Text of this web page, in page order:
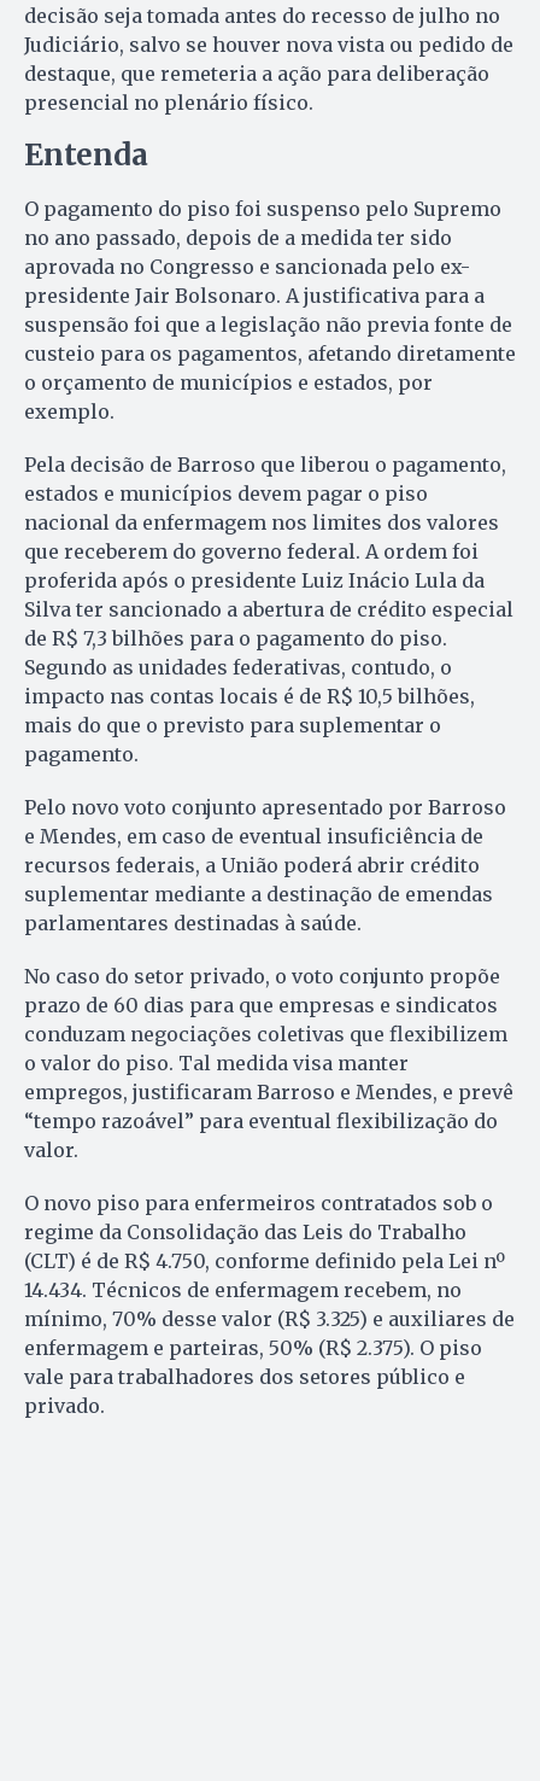
decisão seja tomada antes do recesso de julho no
Judiciário, salvo se houver nova vista ou pedido de
destaque, que remeteria a ação para deliberação
presencial no plenário físico.
Entenda
O pagamento do piso foi suspenso pelo Supremo
no ano passado, depois de a medida ter sido
aprovada no Congresso e sancionada pelo ex-
presidente Jair Bolsonaro. A justificativa para a
suspensão foi que a legislação não previa fonte de
custeio para os pagamentos, afetando diretamente
o orçamento de municípios e estados, por
exemplo.
Pela decisão de Barroso que liberou o pagamento,
estados e municípios devem pagar o piso
nacional da enfermagem nos limites dos valores
que receberem do governo federal. A ordem foi
proferida após o presidente Luiz Inácio Lula da
Silva ter sancionado a abertura de crédito especial
de R$ 7,3 bilhões para o pagamento do piso.
Segundo as unidades federativas, contudo, o
impacto nas contas locais é de R$ 10,5 bilhões,
mais do que o previsto para suplementar o
pagamento.
Pelo novo voto conjunto apresentado por Barroso
e Mendes, em caso de eventual insuficiência de
recursos federais, a União poderá abrir crédito
suplementar mediante a destinação de emendas
parlamentares destinadas à saúde.
No caso do setor privado, o voto conjunto propõe
prazo de 60 dias para que empresas e sindicatos
conduzam negociações coletivas que flexibilizem
o valor do piso. Tal medida visa manter
empregos, justificaram Barroso e Mendes, e prevê
“tempo razoável” para eventual flexibilização do
valor.
O novo piso para enfermeiros contratados sob o
regime da Consolidação das Leis do Trabalho
(CLT) é de R$ 4.750, conforme definido pela Lei nº
14.434. Técnicos de enfermagem recebem, no
mínimo, 70% desse valor (R$ 3.325) e auxiliares de
enfermagem e parteiras, 50% (R$ 2.375). O piso
vale para trabalhadores dos setores público e
privado.